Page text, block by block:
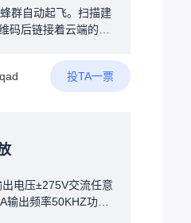
打孔的那种小黄螺
物料，并在地图上标
道名字？拿旧零件直
，系统自动识别图片
一嗓子“还剩3个，该
手机扫码或拍照，系
。硬件方案一块普通
电脑盒子，比工业一
群自动起飞。扫描建
码后链接着云端的建
火点、人员手机定
建筑，将险情告知在
手机的人，一团乱哄
越"运营商合作"和"消
震时强制接管你手机
成：AI算法、通信协
投TA一票
电压±275V交流任意
出频率50KHZ功率